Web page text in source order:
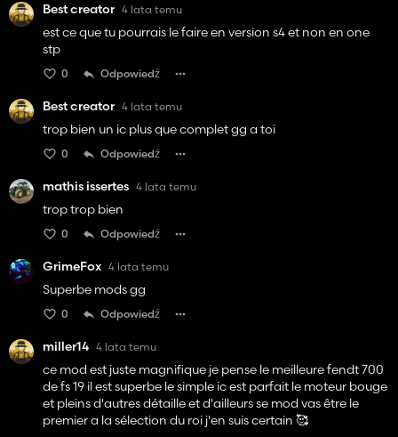
Best creator 4 lata temu
est ce que tu pourrais le faire en version s4 et non en one
stp
0 Odpowiedź
Best creator 4 lata temu
trop bien un ic plus que complet gg a toi
0 Odpowiedź
mathis issertes 4 lata temu
trop trop bien
0 Odpowiedź
GrimeFox 4 lata temu
Superbe mods gg
0 Odpowiedź
miller14 4 lata temu
ce mod est juste magnifique je pense le meilleure fendt 700
de fs 19 il est superbe le simple ic est parfait le moteur bouge
et pleins d'autres détaille et d'ailleurs se mod vas être le
premier a la sélection du roi j'en suis certain 🥰